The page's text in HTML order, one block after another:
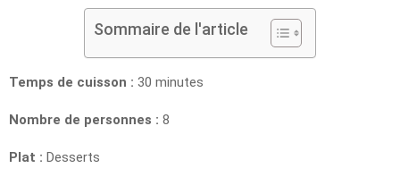
Sommaire de l'article
Temps de cuisson : 30 minutes
Nombre de personnes : 8
Plat : Desserts